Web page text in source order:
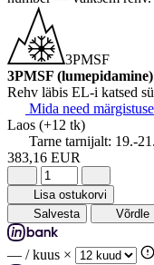
3PMSF
3PMSF (lumepidamine)
Rehv läbis EL-i katsed
Mida need
Laos (+12 tk)
Tarne tarnijalt: 19.-
383,16 EUR
Lisa ostukorvi
Salvesta
Võrdle
— / kuus ×